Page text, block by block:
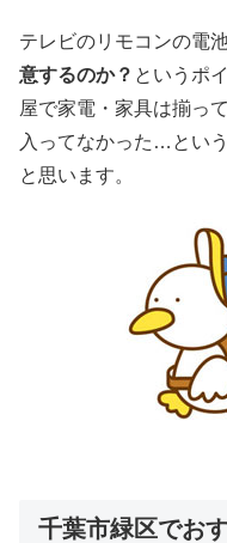
テレビのリモコンの電
意するのか？ というポ
屋で家電・家具は揃っ
入ってなかった…とい
と思います。
千葉市緑区でお